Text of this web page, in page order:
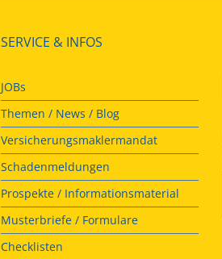
SERVICE & INFOS
JOBs
Themen / News / Blog
Versicherungsmaklermandat
Schadenmeldungen
Prospekte / Informationsmaterial
Musterbriefe / Formulare
Checklisten